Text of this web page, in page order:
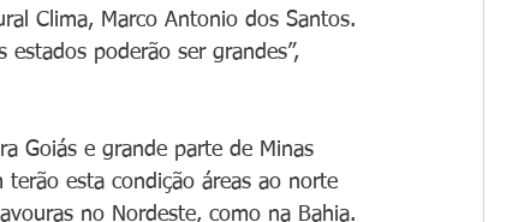
Clima, Marco Antonio dos Santos.
poderão ser grandes”,
Goiás e grande parte de Minas
esta condição áreas ao norte
no Nordeste, como na Bahia.